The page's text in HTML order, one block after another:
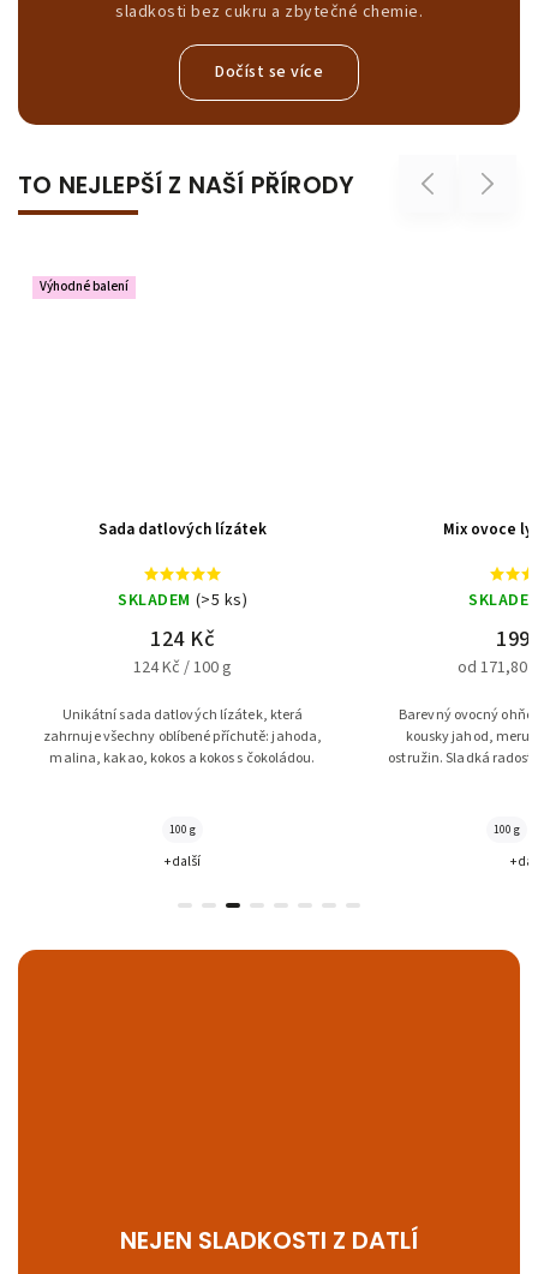
sladkosti bez cukru a zbytečné chemie.
Dočíst se více
TO NEJLEPŠÍ Z NAŠÍ PŘÍRODY Previous
Výhodné balení
Sada datlových lízátek
SKLADEM (>5 ks)
124 Kč
124 Kč / 100 g
Unikátní sada datlových lízátek, která
zahrnuje všechny oblíbené příchutě: jahoda,
malina, kakao, kokos a kokos s čokoládou.
100 g
+ další
Mix ovoce
199
od 171,80
Barevný ovocný
kousky jahod,
ostružin. Sladká
100 g
+
Next
NEJEN SLADKOSTI Z DATLÍ